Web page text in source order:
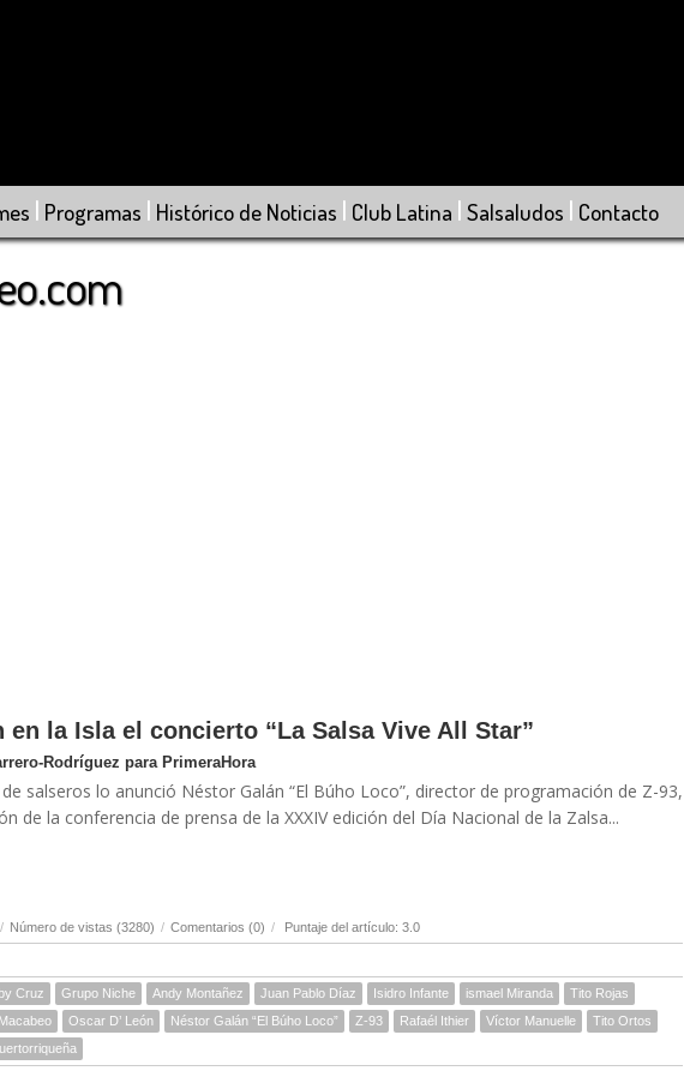
| Programas | Histórico de Noticias | Club Latina | Salsaludos | Contacto
en la Isla el concierto “La Salsa Vive All Star”
Rodríguez para PrimeraHora
salseros lo anunció Néstor Galán “El Búho Loco”, director de programación de Z-93,
de la conferencia de prensa de la XXXIV edición del Día Nacional de la Zalsa...
/ Número de vistas (3280) / Comentarios (0) / Puntaje del artículo: 3.0
Cruz Grupo Niche Andy Montañez Juan Pablo Díaz Isidro Infante ismael Miranda
Tito Rojas
Oscar D’ León Néstor Galán “El Búho Loco” Z-93 Rafaél Ithier Víctor Manuelle
Tito Ortos